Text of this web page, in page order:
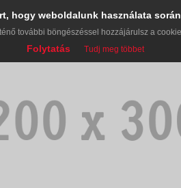
hogy weboldalunk használata
további böngészéssel hozzájárulsz a
Folytatás Tudj meg többet